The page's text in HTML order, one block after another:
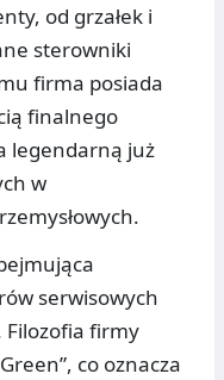
od grzałek i
sterowniki
firma posiada
finalnego
legendarną już
w
serwisowych
firmy
co oznacza